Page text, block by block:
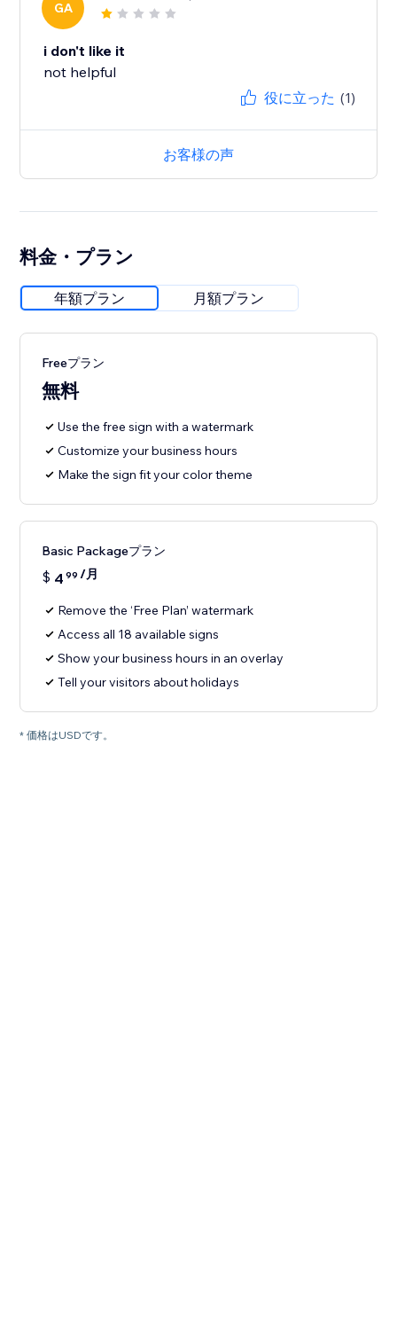
GA
i don't like it
not helpful
役に立った (1)
お客様の声
料金・プラン
年額プラン 月額プラン
Freeプラン
無料
Use the free sign with a watermark
Customize your business hours
Make the sign fit your color theme
Basic Packageプラン
$ 4 99 /月
Remove the ‘Free Plan’ watermark
Access all 18 available signs
Show your business hours in an overlay
Tell your visitors about holidays
* 価格はUSDです。